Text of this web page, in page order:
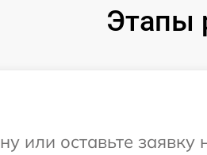
Этапы
или оставьте